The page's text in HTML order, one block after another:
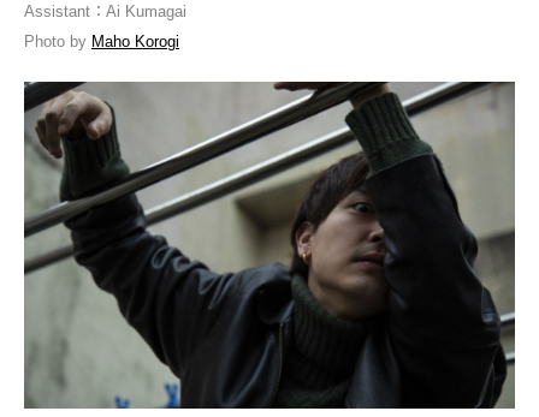
Assistant：Ai Kumagai
Photo by Maho Korogi